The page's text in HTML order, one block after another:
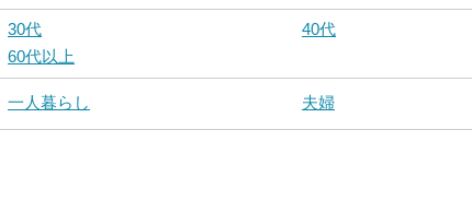
30代 40代
60代以上
一人暮らし 夫婦